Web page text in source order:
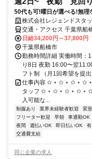
50代も可!曜日が選べる!無理
株式会社レジェンドスタ
交通・アクセス 千葉県船
日給34,200円～37,800円
千葉県船橋市
勤務時間詳細 実働時間：
り8日 夜勤 16:00〜翌
フト制 （月1回希望を提
仕事内容 ✩ ⋆ ✩ ⋆ ✩ ⋆ ✩ ⋆
タッフ ✩ ⋆ ✩ ⋆ ✩ ⋆ ✩ ⋆ ✩
入可能な...
制服あり 業界未経験者歓迎 変
フリーター歓迎
早朝 車通勤OK
夜間
週払いOK 即日払いOK
交通費支給
同じ企業の求人